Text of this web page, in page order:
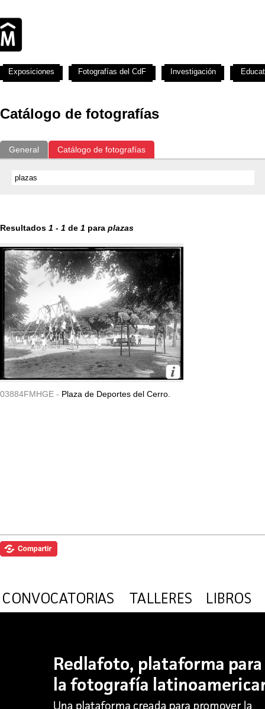
Catálogo de fotografías
General Catálogo de fotografías
Resultados 1 - 1 de 1 para plazas
03884FMHGE - Plaza de Deportes del Cerro.
Exposiciones Fotografías del CdF Investigación